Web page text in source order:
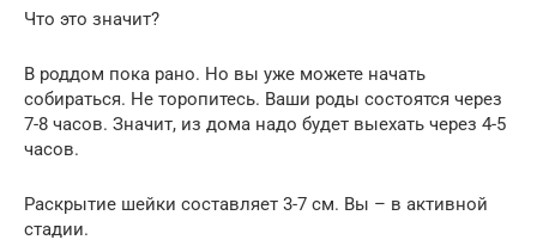
Что это значит?
В роддом пока рано. Но вы уже можете начать
собираться. Не торопитесь. Ваши роды состоятся через
7-8 часов. Значит, из дома надо будет выехать через 4-5
часов.
Раскрытие шейки составляет 3-7 см. Вы – в активной
стадии.